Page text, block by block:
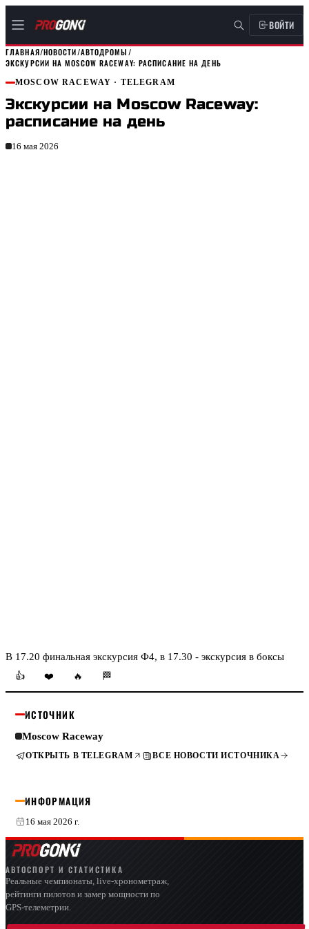
ВОЙТИ
ГЛАВНАЯ/НОВОСТИ/АВТОДРОМЫ/
ЭКСКУРСИИ НА MOSCOW RACEWAY: РАСПИСАНИЕ НА ДЕНЬ
MOSCOW RACEWAY · TELEGRAM
Экскурсии на Moscow Raceway:
расписание на день
16 мая 2026
В 17.20 финальная экскурсия Ф4, в 17.30 - экскурсия в боксы
👍
❤️ 🔥 🏁
ИСТОЧНИК
Moscow Raceway
ОТКРЫТЬ В TELEGRAM ВСЕ НОВОСТИ ИСТОЧНИКА
ИНФОРМАЦИЯ
16 мая 2026 г.
АВТОСПОРТ И СТАТИСТИКА
Реальные чемпионаты, live-хронометраж,
рейтинги пилотов и замер мощности по
GPS-телеметрии.